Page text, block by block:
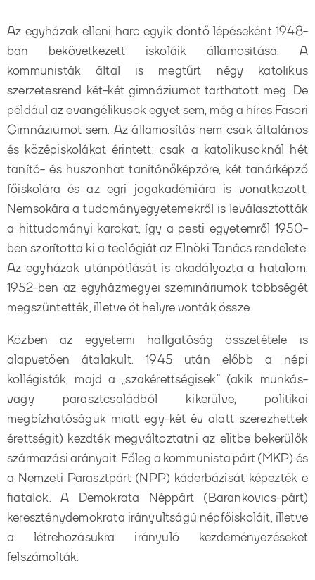
Az egyházak elleni harc egyik döntő lépéseként 1948-
ban bekövetkezett iskoláik államosítása. A
kommunisták által is megtűrt négy katolikus
szerzetesrend két-két gimnáziumot tarthatott meg. De
például az evangélikusok egyet sem, még a híres Fasori
Gimnáziumot sem. Az államosítás nem csak általános
és középiskolákat érintett: csak a katolikusoknál hét
tanító- és huszonhat tanítónőképzőre, két tanárképző
főiskolára és az egri jogakadémiára is vonatkozott.
Nemsokára a tudományegyetemekről is leválasztották
a hittudományi karokat, így a pesti egyetemről 1950-
ben szorította ki a teológiát az Elnöki Tanács rendelete.
Az egyházak utánpótlását is akadályozta a hatalom.
1952-ben az egyházmegyei szemináriumok többségét
megszüntették, illetve öt helyre vonták össze.
Közben az egyetemi hallgatóság összetétele is
alapvetően átalakult. 1945 után előbb a népi
kollégisták, majd a „szakérettségisek” (akik munkás-
vagy parasztcsaládból kikerülve, politikai
megbízhatóságuk miatt egy-két év alatt szerezhettek
érettségit) kezdték megváltoztatni az elitbe bekerülők
származási arányait. Főleg a kommunista párt (MKP) és
a Nemzeti Parasztpárt (NPP) káderbázisát képezték e
fiatalok. A Demokrata Néppárt (Barankovics-párt)
kereszténydemokrata irányultságú népfőiskoláit, illetve
a létrehozásukra irányuló kezdeményezéseket
felszámolták.